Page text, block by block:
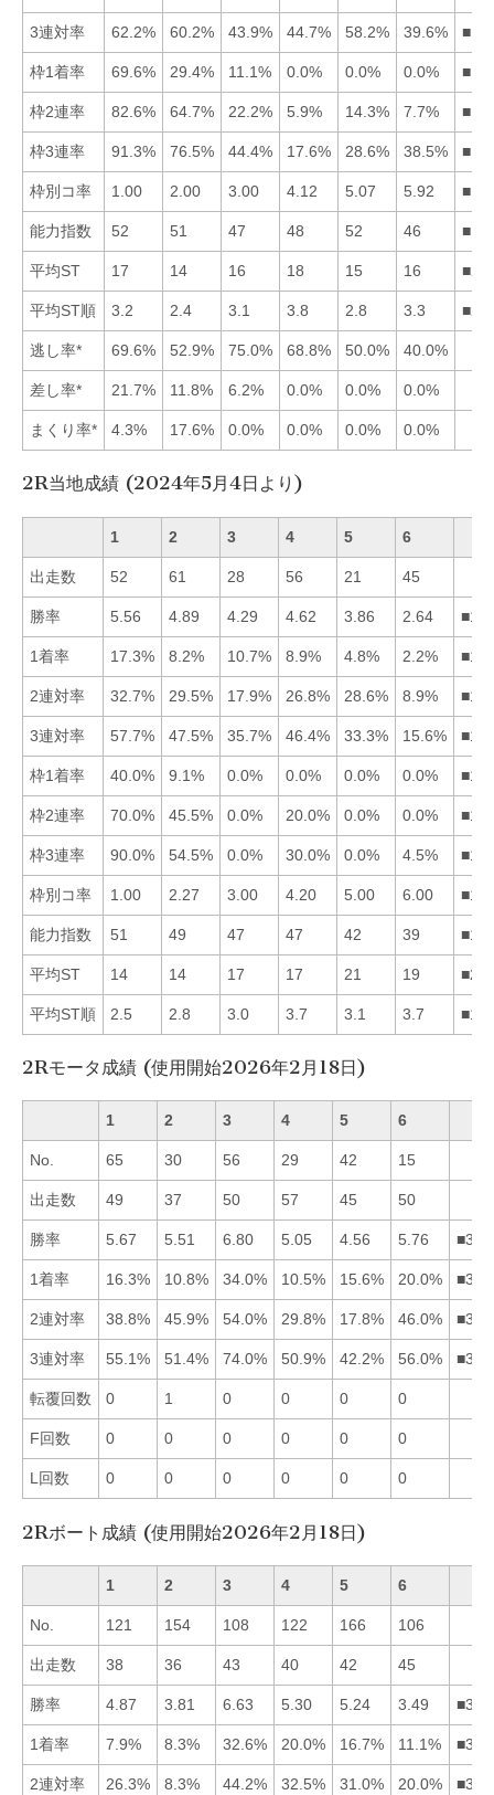
3連対率 62.2% 60.2% 43.9% 44.7% 58.2% 39.6%
枠1着率 69.6% 29.4% 11.1% 0.0% 0.0% 0.0%
枠2連率 82.6% 64.7% 22.2% 5.9% 14.3% 7.7%
枠3連率 91.3% 76.5% 44.4% 17.6% 28.6% 38.5%
枠別コ率 1.00 2.00 3.00 4.12 5.07 5.92
能力指数 52 51 47 48 52 46
平均ST 17 14 16 18 15 16
平均ST順 3.2 2.4 3.1 3.8 2.8 3.3
逃し率* 69.6% 52.9% 75.0% 68.8% 50.0% 40.0%
差し率* 21.7% 11.8% 6.2% 0.0% 0.0% 0.0%
まくり率* 4.3% 17.6% 0.0% 0.0% 0.0% 0.0%
2R当地成績 (2024年5月4日より)
1 2 3 4 5 6
出走数 52 61 28 56 21 45
勝率 5.56 4.89 4.29 4.62 3.86 2.64
1着率 17.3% 8.2% 10.7% 8.9% 4.8% 2.2%
2連対率 32.7% 29.5% 17.9% 26.8% 28.6% 8.9%
3連対率 57.7% 47.5% 35.7% 46.4% 33.3% 15.6%
枠1着率 40.0% 9.1% 0.0% 0.0% 0.0% 0.0%
枠2連率 70.0% 45.5% 0.0% 20.0% 0.0% 0.0%
枠3連率 90.0% 54.5% 0.0% 30.0% 0.0% 4.5%
枠別コ率 1.00 2.27 3.00 4.20 5.00 6.00
能力指数 51 49 47 47 42 39
平均ST 14 14 17 17 21 19
平均ST順 2.5 2.8 3.0 3.7 3.1 3.7
2Rモータ成績 (使用開始2026年2月18日)
1 2 3 4 5 6
No. 65 30 56 29 42 15
出走数 49 37 50 57 45 50
勝率 5.67 5.51 6.80 5.05 4.56 5.76
1着率 16.3% 10.8% 34.0% 10.5% 15.6% 20.0%
2連対率 38.8% 45.9% 54.0% 29.8% 17.8% 46.0%
3連対率 55.1% 51.4% 74.0% 50.9% 42.2% 56.0%
転覆回数 0 1 0 0 0 0
F回数 0 0 0 0 0 0
L回数 0 0 0 0 0 0
2Rボート成績 (使用開始2026年2月18日)
1 2 3 4 5 6
No. 121 154 108 122 166 106
出走数 38 36 43 40 42 45
勝率 4.87 3.81 6.63 5.30 5.24 3.49
1着率 7.9% 8.3% 32.6% 20.0% 16.7% 11.1%
2連対率 26.3% 8.3% 44.2% 32.5% 31.0% 20.0%